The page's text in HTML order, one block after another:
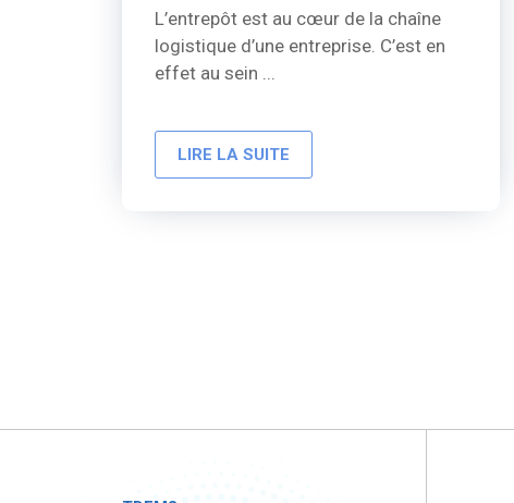
L’entrepôt est au cœur de la chaîne
logistique d’une entreprise. C’est en
effet au sein ...
LIRE LA SUITE